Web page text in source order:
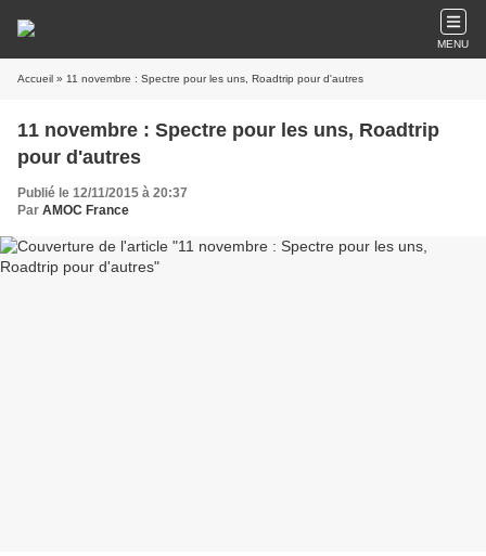
MENU
Accueil » 11 novembre : Spectre pour les uns, Roadtrip pour d'autres
11 novembre : Spectre pour les uns, Roadtrip
pour d'autres
Publié le 12/11/2015 à 20:37
Par AMOC France